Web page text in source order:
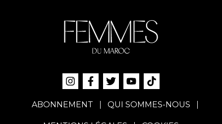
ABONNEMENT QUI SOMMES-NOUS